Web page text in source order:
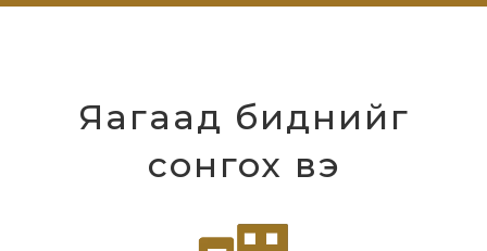
Яагаад биднийг
сонгох вэ